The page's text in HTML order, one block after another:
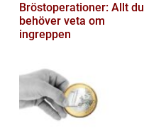
Bröstoperationer: Allt du
behöver veta om
ingreppen